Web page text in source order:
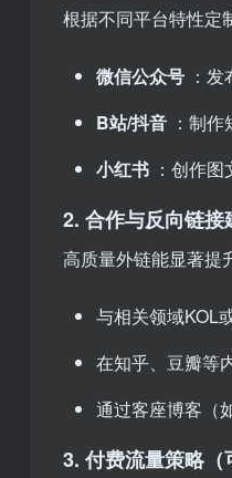
根据不同平台特性定
微信公众号 ：
B站/抖音 ：制
小红书 ：创作
2. 合作与反向链接
高质量外链能显著提
与相关领域KOL
在知乎、豆瓣等
通过客座博客（
3. 付费流量策略（